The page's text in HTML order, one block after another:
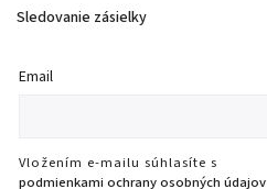
Sledovanie zásielky
Email
Vložením e-mailu súhlasíte s
podmienkami ochrany osobných údajov